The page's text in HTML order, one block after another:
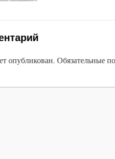
опубликован. Обязательные